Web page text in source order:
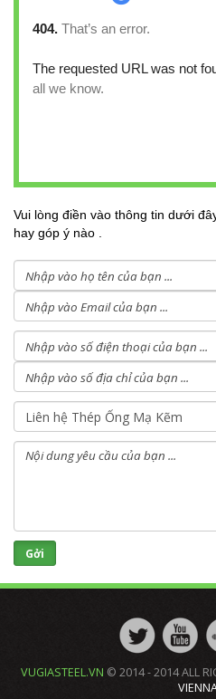
Vui lòng điền vào thông tin dưới
hay góp ý nào .
VUGIASTEEL.VN © 2014 - 2014 ALL